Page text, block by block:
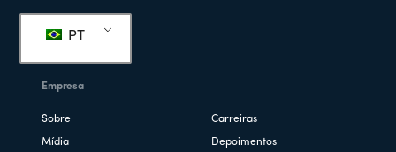
PT
Empresa
Sobre Carreiras
Mídia Depoimentos